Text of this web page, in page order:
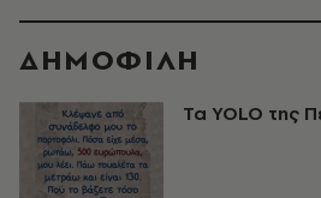
ΔΗΜΟΦΙΛΗ
Τα YOLO της